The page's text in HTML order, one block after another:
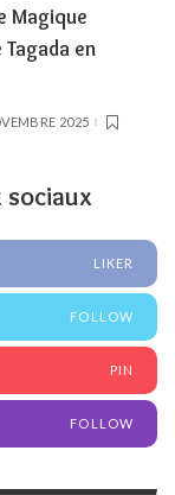
Magique
en
2025
sociaux
LIKER
FOLLOW
PIN
FOLLOW